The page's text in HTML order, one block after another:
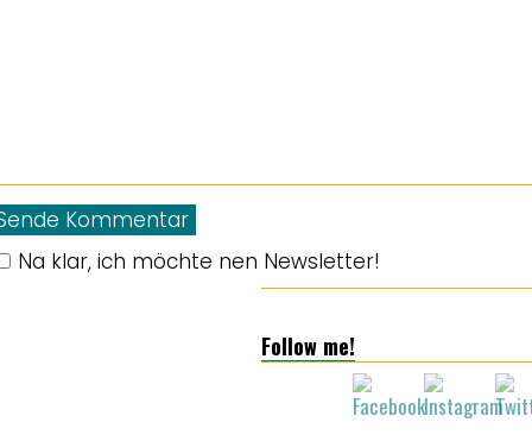
Na klar, ich möchte nen Newsletter!
Follow me!